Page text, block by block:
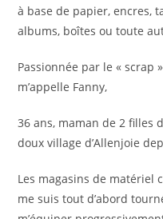
à base de papier, encres,
albums, boîtes ou toute
Passionnée par le « scrap
m’appelle Fanny,
36 ans, maman de 2 filles
doux village d’Allenjoie
Les magasins de matériel
me suis tout d’abord